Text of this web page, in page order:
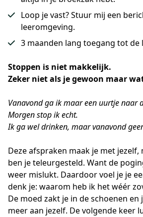
Loop je vast? Stuur mij een
leeromgeving.
3 maanden lang toegang tot de
Stoppen is niet makkelijk.
Zeker niet als je gewoon maar
Vanavond ga ik maar een uurtje naar
Morgen stop ik echt.
Ik ga wel drinken, maar vanavond
Deze afspraken maak je met
ben je teleurgesteld. Want de
weer mislukt. Daardoor voel je je
denk je: waarom heb ik het wéér
De moed zakt je in de schoenen
meer aan jezelf. De volgende keer